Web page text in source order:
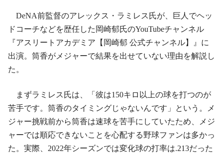
DeNA前監督のアレックス・ラミレス氏が、巨人でヘッ
ドコーチなどを歴任した岡崎郁氏のYouTubeチャンネル
『アスリートアカデミア【岡崎郁 公式チャンネル】』に
出演。筒香がメジャーで結果を出せていない理由を解説し
た。
まずラミレス氏は、「彼は150キロ以上の球を打つのが
苦手です。筒香のタイミングじゃないんです」という。メ
ジャー挑戦前から筒香は速球を苦手にしていたため、メジ
ャーでは順応できないことを心配する野球ファンは多かっ
た。実際、2022年シーズンでは変化球の打率は.213だった